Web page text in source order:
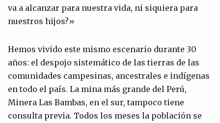
va a alcanzar para nuestra vida, ni siquiera para
nuestros hijos?»
Hemos vivido este mismo escenario durante 30
años: el despojo sistemático de las tierras de las
comunidades campesinas, ancestrales e indígenas
en todo el país. La mina más grande del Perú,
Minera Las Bambas, en el sur, tampoco tiene
consulta previa. Todos los meses la población se